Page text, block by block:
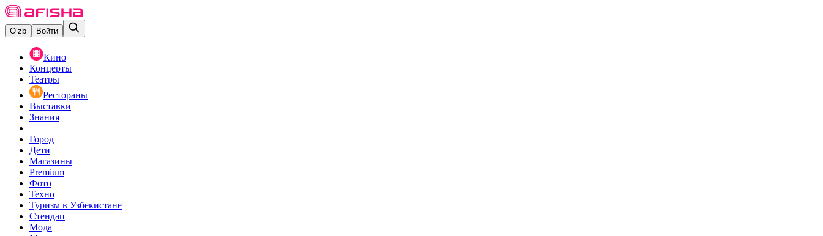
O‘zb Войти
Кино
Концерты
Театры
Рестораны
Выставки
Знания
Город
Дети
Магазины
Premium
Фото
Техно
Туризм в Узбекистане
Стендап
Мода